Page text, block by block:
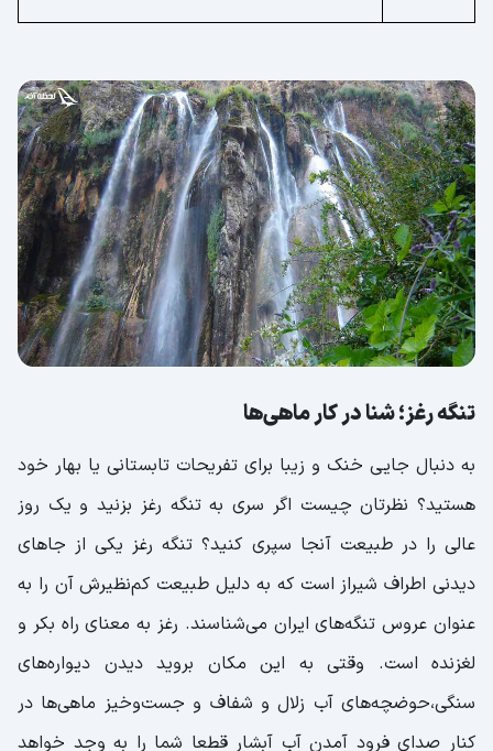
تنگه رغز؛ شنا در کار ماهی‌ها
به دنبال جایی خنک و زیبا برای تفریحات تابستانی یا بهار خود
هستید؟ نظرتان چیست اگر سری به تنگه رغز بزنید و یک روز
عالی را در طبیعت آنجا سپری کنید؟ تنگه رغز یکی از جاهای
دیدنی اطراف شیراز است که به دلیل طبیعت کم‌نظیرش آن را به
عنوان عروس تنگه‌های ایران می‌شناسند. رغز به معنای راه بکر و
لغزنده است. وقتی به این مکان بروید دیدن دیواره‌های
سنگی،حوضچه‌های آب زلال و شفاف و جست‌و‌خیز ماهی‌‌ها در
کنار صدای فرود آمدن آب آبشار قطعا شما را به وجد خواهد